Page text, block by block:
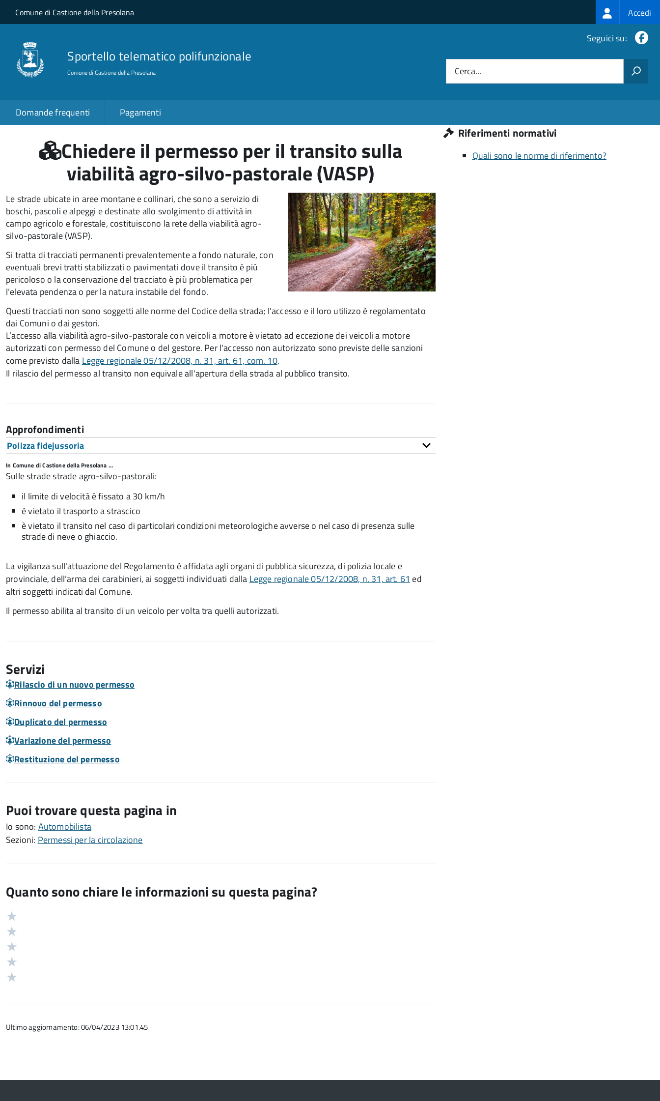
Salta al contenuto principale
Skip to site navigation
Comune di Castione della Presolana Login
menu
Accedi
Sportello telematico polifunzionale
Comune di Castione della Presolana
Seguici su:
Cerca...
Domande frequenti Pagamenti
Chiedere il permesso per il transito sulla
viabilità agro-silvo-pastorale (VASP)
Le strade ubicate in aree montane e collinari, che sono a servizio di
boschi, pascoli e alpeggi e destinate allo svolgimento di attività in
campo agricolo e forestale, costituiscono la rete della viabilità agro-
silvo-pastorale (VASP).
Si tratta di tracciati permanenti prevalentemente a fondo naturale, con
eventuali brevi tratti stabilizzati o pavimentati dove il transito è più
pericoloso o la conservazione del tracciato è più problematica per
l’elevata pendenza o per la natura instabile del fondo.
Questi tracciati non sono soggetti alle norme del Codice della strada; l'accesso e il loro utilizzo è regolamentato
dai Comuni o dai gestori.
L’accesso alla viabilità agro-silvo-pastorale con veicoli a motore è vietato ad eccezione dei veicoli a motore
autorizzati con permesso del Comune o del gestore. Per l'accesso non autorizzato sono previste delle sanzioni
come previsto dalla Legge regionale 05/12/2008, n. 31, art. 61, com. 10.
Il rilascio del permesso al transito non equivale all'apertura della strada al pubblico transito.
Approfondimenti
Polizza fidejussoria
In Comune di Castione della Presolana …
Sulle strade strade agro-silvo-pastorali:
il limite di velocità è fissato a 30 km/h
è vietato il trasporto a strascico
è vietato il transito nel caso di particolari condizioni meteorologiche avverse o nel caso di presenza sulle
strade di neve o ghiaccio.
La vigilanza sull'attuazione del Regolamento è affidata agli organi di pubblica sicurezza, di polizia locale e
provinciale, dell’arma dei carabinieri, ai soggetti individuati dalla Legge regionale 05/12/2008, n. 31, art. 61 ed
altri soggetti indicati dal Comune.
Il permesso abilita al transito di un veicolo per volta tra quelli autorizzati.
Servizi
Rilascio di un nuovo permesso
Rinnovo del permesso
Duplicato del permesso
Variazione del permesso
Restituzione del permesso
Puoi trovare questa pagina in
Io sono: Automobilista
Sezioni: Permessi per la circolazione
Quanto sono chiare le informazioni su questa pagina?
Valutazione
5
Ultimo aggiornamento: 06/04/2023 13:01.45
Riferimenti normativi
Quali sono le norme di riferimento?